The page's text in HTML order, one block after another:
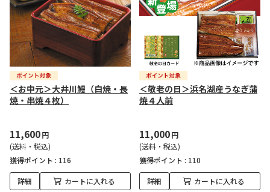
＜お中元＞大井川鰻（白焼・長
焼・串焼４枚）
11,600円
(送料・税込)
獲得ポイント : 116
詳細 カートに入れる
＜敬老の日＞浜名湖産うなぎ蒲
焼４人前
11,000円
(送料・税込)
獲得ポイント : 110
詳細 カートに入れる